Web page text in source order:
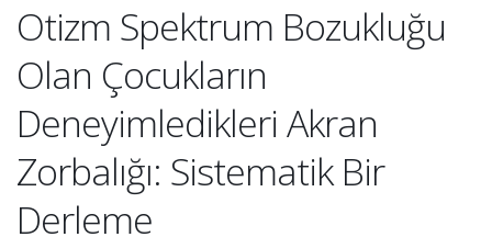
Otizm Spektrum Bozukluğu
Olan Çocukların
Deneyimledikleri Akran
Zorbalığı: Sistematik Bir
Derleme